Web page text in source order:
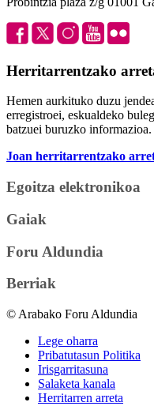
Herritarrentzako
Hemen aurkituko duzu
erregistroei, eskualdeko
batzuei buruzko informazioa.
Joan herritarrentzako
Egoitza elektronikoa
Gaiak
Foru Aldundia
Berriak
© Arabako Foru Aldundia
Lege oharra
Pribatutasun Politika
Irisgarritasuna
Salaketa kanala
Herritarren arreta